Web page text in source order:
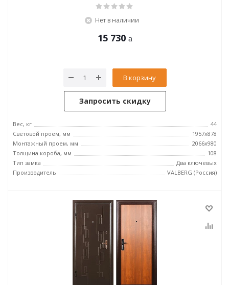
Нет в наличии
15 730
В корзину
Запросить скидку
Вес, кг
44
Световой проем, мм
1957x878
Монтажный проем, мм
2066x980
Толщина короба, мм
108
Тип замка
Два ключевых
Производитель
VALBERG (Россия)